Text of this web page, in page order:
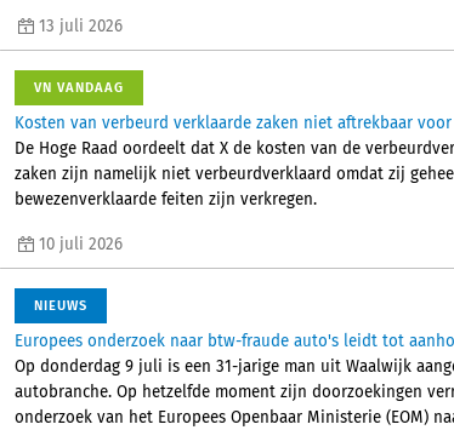
13 juli 2026
VN VANDAAG
Kosten van verbeurd verklaarde zaken niet aftrekbaar
De Hoge Raad oordeelt dat X de kosten van de
zaken zijn namelijk niet verbeurdverklaard omdat zij
bewezenverklaarde feiten zijn verkregen.
10 juli 2026
NIEUWS
Europees onderzoek naar btw-fraude auto's leidt tot
Op donderdag 9 juli is een 31-jarige man uit Waalwijk
autobranche. Op hetzelfde moment zijn doorzoekingen
onderzoek van het Europees Openbaar Ministerie (EOM)